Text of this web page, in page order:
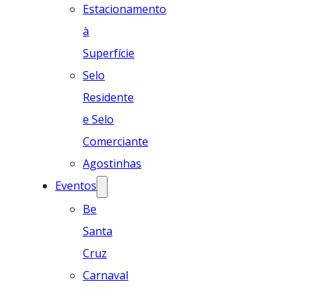
Estacionamento
à
Superfície
Selo
Residente
e Selo
Comerciante
Agostinhas
Eventos
Be
Santa
Cruz
Carnaval